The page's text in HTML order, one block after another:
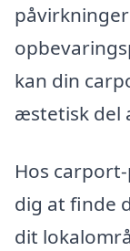
kan din
æstetisk del
Hos
dig at finde
dit